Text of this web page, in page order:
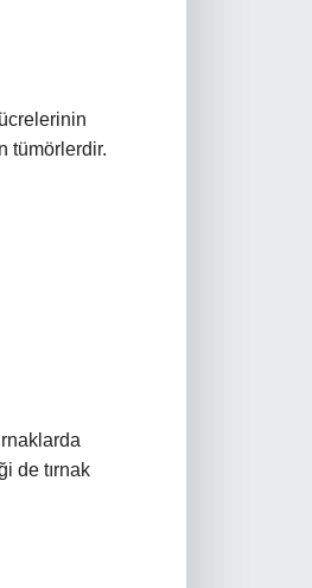
tümörlerdir.
de tırnak